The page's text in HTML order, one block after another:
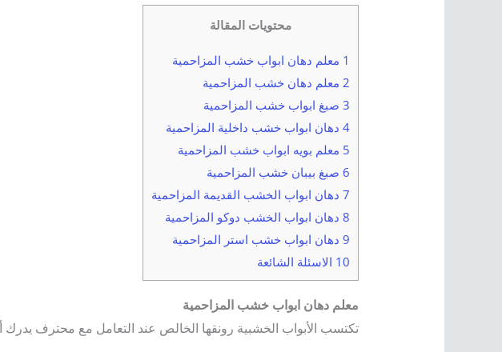
محتويات المقالة
1 معلم دهان ابواب خشب المزاحمية
2 معلم دهان خشب المزاحمية
3 صبغ ابواب خشب المزاحمية
4 دهان ابواب خشب داخلية المزاحمية
5 معلم بويه ابواب خشب المزاحمية
6 صبغ بيبان خشب المزاحمية
7 دهان ابواب الخشب القديمة المزاحمية
8 دهان ابواب الخشب دوكو المزاحمية
9 دهان ابواب خشب استر المزاحمية
10 الاسئلة الشائعة
معلم دهان ابواب خشب المزاحمية
​تكتسب الأبواب الخشبية رونقها الخالص عند التعامل مع محترف